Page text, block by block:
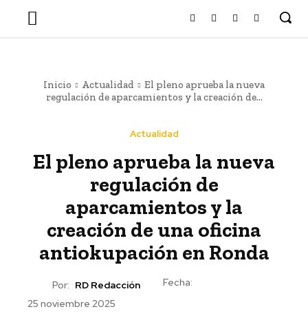
Inicio Actualidad
El pleno aprueba la nueva
regulación de aparcamientos y la creación de...
Actualidad
El pleno aprueba la nueva
regulación de
aparcamientos y la
creación de una oficina
antiokupación en Ronda
Por: RD Redacción
Fecha:
25 noviembre 2025